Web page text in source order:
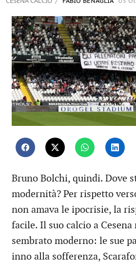
Bruno Bolchi, quindi. Dove
modernità? Per rispetto
non amava le ipocrisie, la
facile. Il suo calcio a Cesena
sembrato moderno: le sue
inno alla sofferenza,